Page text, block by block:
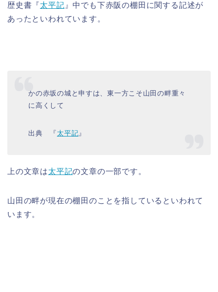
歴史書『太平記 』中でも下赤阪の棚田に関する記述が
あったといわれています。
かの赤坂の城と申すは、東一方こそ山田の畔重々
に高くして
出典 『太平記』
上の文章は太平記の文章の一部です。
山田の畔が現在の棚田のことを指しているといわれて
います。